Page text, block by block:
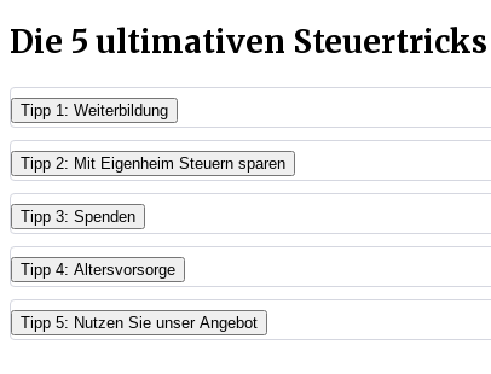
Die 5 ultimativen Steuertricks
Tipp 1: Weiterbildung
Tipp 2: Mit Eigenheim Steuern sparen
Tipp 3: Spenden
Tipp 4: Altersvorsorge
Tipp 5: Nutzen Sie unser Angebot